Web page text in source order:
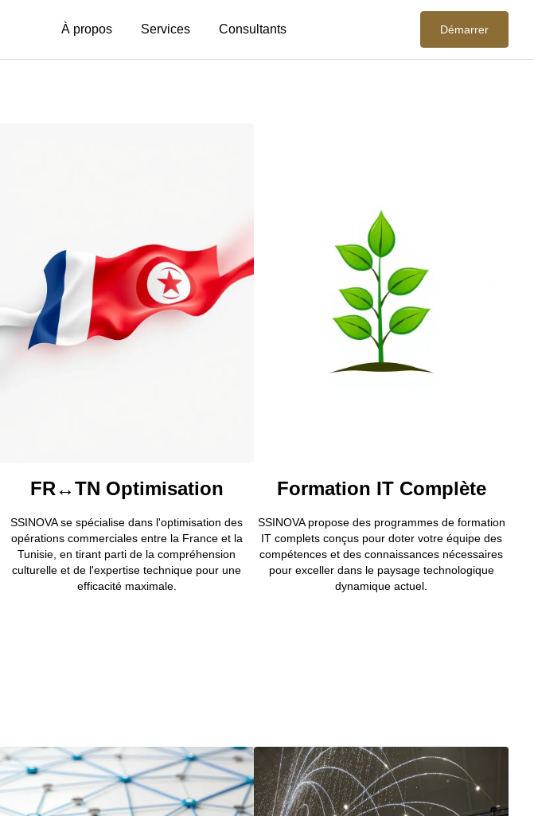
À propos Services Consultants Démarrer
FR↔TN Optimisation
SSINOVA se spécialise dans l'optimisation des
opérations commerciales entre la France et la
Tunisie, en tirant parti de la compréhension
culturelle et de l'expertise technique pour une
efficacité maximale.
Formation IT Complète
SSINOVA propose des programmes de formation
IT complets conçus pour doter votre équipe des
compétences et des connaissances nécessaires
pour exceller dans le paysage technologique
dynamique actuel.